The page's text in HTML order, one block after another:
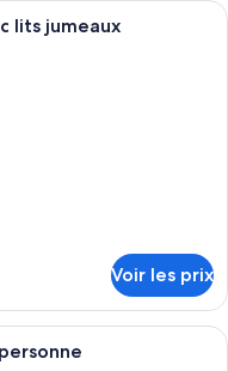
d’hôtel avec un grand
lits jumeaux
Voir les prix
d’hôtel avec un grand